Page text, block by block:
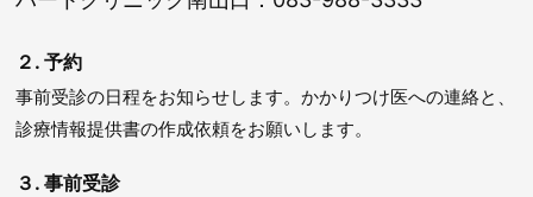
２. 予約
事前受診の日程をお知らせします。かかりつけ医への連絡と、
診療情報提供書の作成依頼をお願いします。
３. 事前受診